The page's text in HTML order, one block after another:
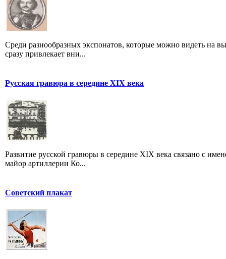
Среди разнообразных экспонатов, которые можно видеть на
сразу привлекает вни...
Русская гравюра в середине XIX века
Развитие русской гравюры в середине XIX века связано с
майор артиллерии Ко...
Советский плакат